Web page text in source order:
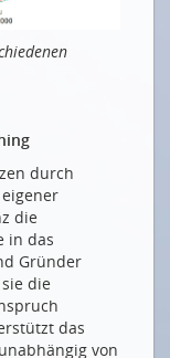
durch
die
in das
Gründer
die
das
von